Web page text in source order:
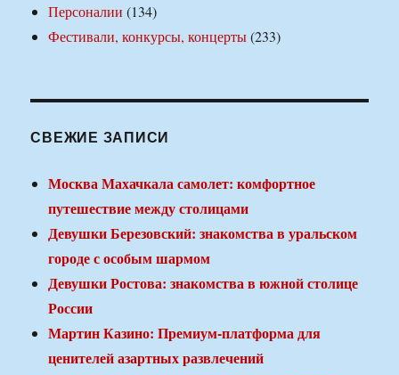
Персоналии (134)
Фестивали, конкурсы, концерты(233)
СВЕЖИЕ ЗАПИСИ
Москва Махачкала самолет: комфортное
путешествие между столицами
Девушки Березовский: знакомства в уральском
городе с особым шармом
Девушки Ростова: знакомства в южной столице
России
Мартин Казино: Премиум-платформа для
ценителей азартных развлечений